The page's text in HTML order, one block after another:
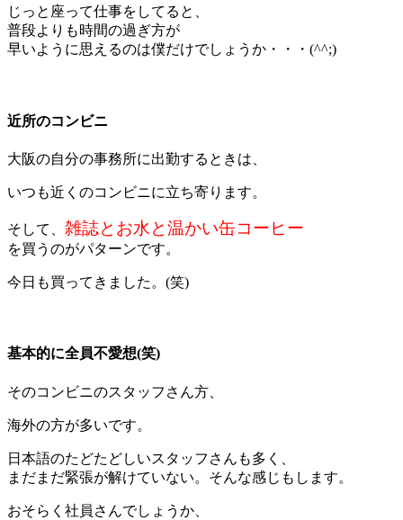
じっと座って仕事をしてると、
普段よりも時間の過ぎ方が
早いように思えるのは僕だけでしょうか・・・(^^;)
近所のコンビニ
大阪の自分の事務所に出勤するときは、
いつも近くのコンビニに立ち寄ります。
そして、 雑誌とお水と温かい缶コーヒー
を買うのがパターンです。
今日も買ってきました。(笑)
基本的に全員不愛想(笑)
そのコンビニのスタッフさん方、
海外の方が多いです。
日本語のたどたどしいスタッフさんも多く、
まだまだ緊張が解けていない。そんな感じもします。
おそらく社員さんでしょうか、